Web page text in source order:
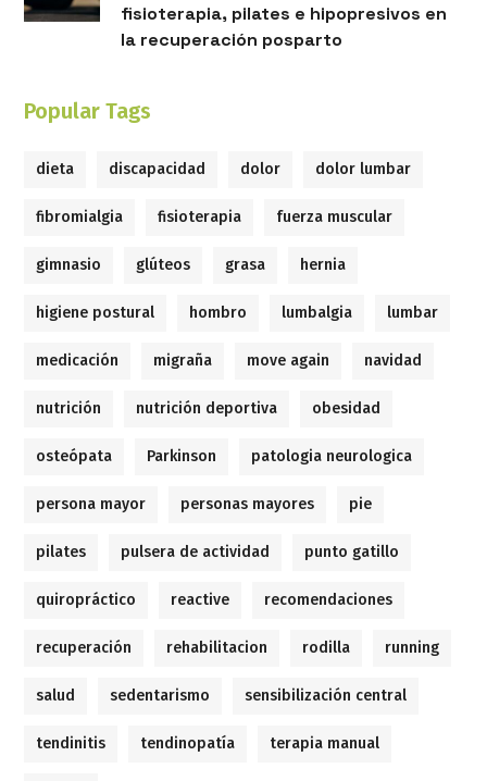
fisioterapia, pilates e hipopresivos en
la recuperación posparto
Popular Tags
dieta discapacidad dolor dolor lumbar
fibromialgia fisioterapia fuerza muscular
gimnasio glúteos grasa hernia
higiene postural hombro lumbalgia lumbar
medicación migraña move again navidad
nutrición nutrición deportiva obesidad
osteópata Parkinson patologia neurologica
persona mayor personas mayores pie
pilates pulsera de actividad punto gatillo
quiropráctico reactive recomendaciones
recuperación rehabilitacion rodilla running
salud sedentarismo sensibilización central
tendinitis tendinopatía terapia manual